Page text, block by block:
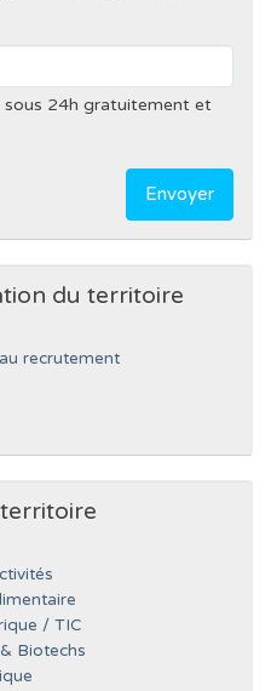
24h gratuitement et
Envoyer
du territoire
recrutement
/ TIC
Biotechs